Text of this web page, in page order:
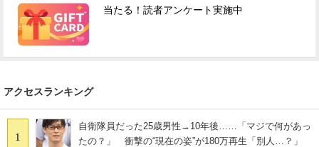
当たる！読者アンケート実施中
アクセスランキング
1
自衛隊員だった25歳男性→10年後……「マジで何があっ
たの？」 衝撃の“現在の姿”が180万再生「別人…？」